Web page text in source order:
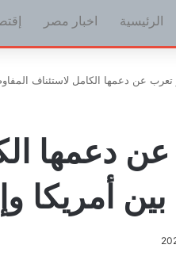
الرئيسية اخبار مصر
عن دعمها الكامل لاستئناف
دعمها
أمريكا